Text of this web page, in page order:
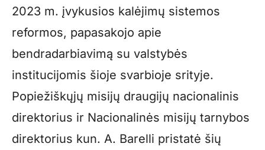
2023 m. įvykusios kalėjimų sistemos
reformos, papasakojo apie
bendradarbiavimą su valstybės
institucijomis šioje svarbioje srityje.
Popiežiškųjų misijų draugijų nacionalinis
direktorius ir Nacionalinės misijų tarnybos
direktorius kun. A. Barelli pristatė šių